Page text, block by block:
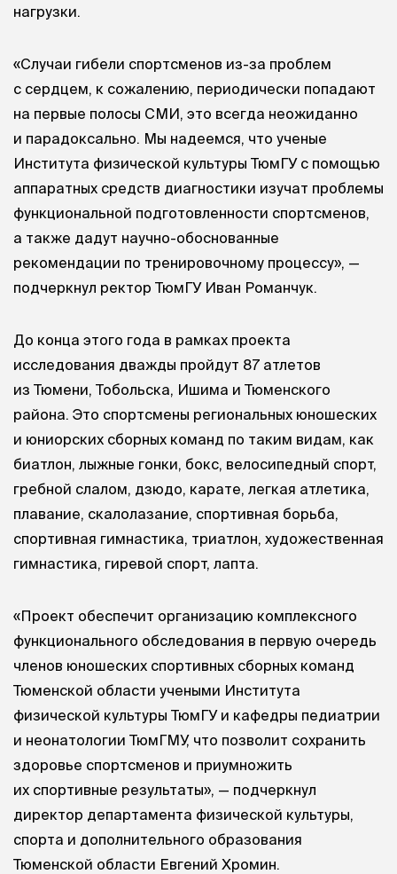
нагрузки.
«Случаи гибели спортсменов из-за проблем
с сердцем, к сожалению, периодически попадают
на первые полосы СМИ, это всегда неожиданно
и парадоксально. Мы надеемся, что ученые
Института физической культуры ТюмГУ с помощью
аппаратных средств диагностики изучат проблемы
функциональной подготовленности спортсменов,
а также дадут научно-обоснованные
рекомендации по тренировочному процессу», —
подчеркнул ректор ТюмГУ Иван Романчук.
До конца этого года в рамках проекта
исследования дважды пройдут 87 атлетов
из Тюмени, Тобольска, Ишима и Тюменского
района. Это спортсмены региональных юношеских
и юниорских сборных команд по таким видам, как
биатлон, лыжные гонки, бокс, велосипедный спорт,
гребной слалом, дзюдо, карате, легкая атлетика,
плавание, скалолазание, спортивная борьба,
спортивная гимнастика, триатлон, художественная
гимнастика, гиревой спорт, лапта.
«Проект обеспечит организацию комплексного
функционального обследования в первую очередь
членов юношеских спортивных сборных команд
Тюменской области учеными Института
физической культуры ТюмГУ и кафедры педиатрии
и неонатологии ТюмГМУ, что позволит сохранить
здоровье спортсменов и приумножить
их спортивные результаты», — подчеркнул
директор департамента физической культуры,
спорта и дополнительного образования
Тюменской области Евгений Хромин.